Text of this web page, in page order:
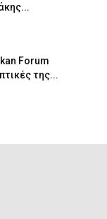
Forum
της...